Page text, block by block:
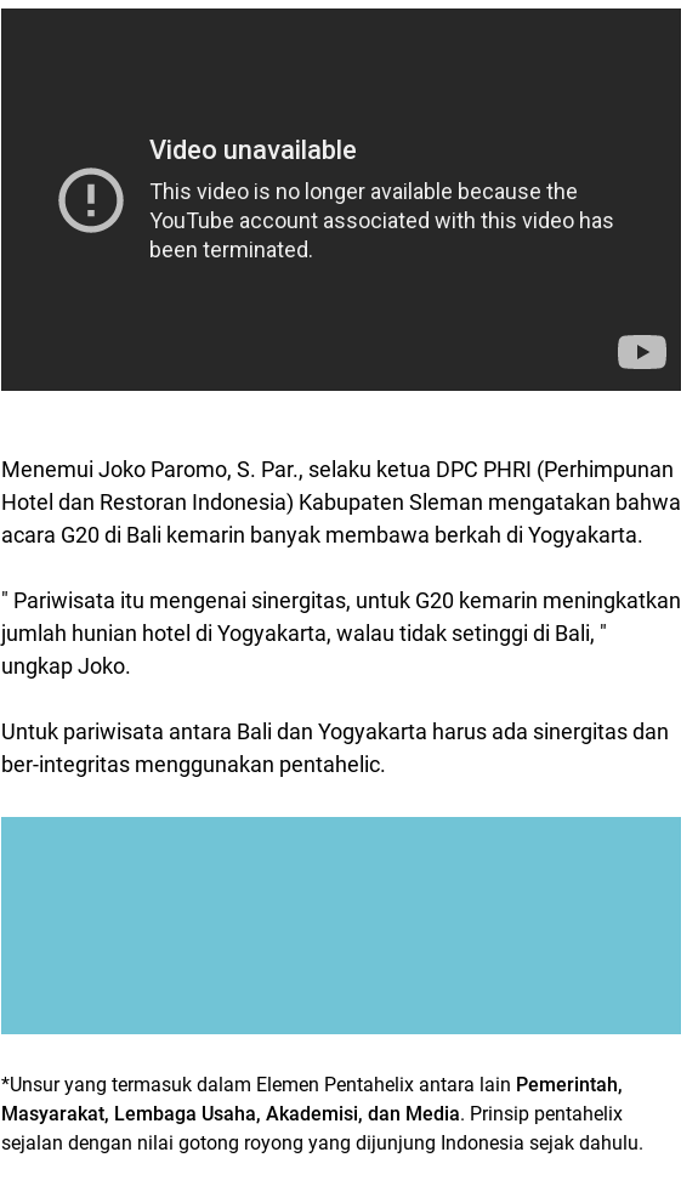
Menemui Joko Paromo, S. Par., selaku ketua DPC PHRI (Perhimpunan
Hotel dan Restoran Indonesia) Kabupaten Sleman mengatakan bahwa
acara G20 di Bali kemarin banyak membawa berkah di Yogyakarta.
" Pariwisata itu mengenai sinergitas, untuk G20 kemarin meningkatkan
jumlah hunian hotel di Yogyakarta, walau tidak setinggi di Bali, "
ungkap Joko.
Untuk pariwisata antara Bali dan Yogyakarta harus ada sinergitas dan
ber-integritas menggunakan pentahelic.
*Unsur yang termasuk dalam Elemen Pentahelix antara lain Pemerintah,
Masyarakat, Lembaga Usaha, Akademisi, dan Media. Prinsip pentahelix
sejalan dengan nilai gotong royong yang dijunjung Indonesia sejak dahulu.